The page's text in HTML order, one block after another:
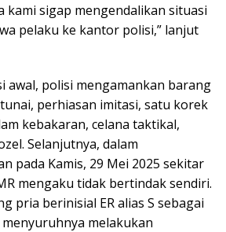
sigap mengendalikan situasi
pelaku ke kantor polisi,” lanjut
awal, polisi mengamankan barang
perhiasan imitasi, satu korek
kebakaran, celana taktikal,
Selanjutnya, dalam
pada Kamis, 29 Mei 2025 sekitar
mengaku tidak bertindak sendiri.
pria berinisial ER alias S sebagai
melakukan